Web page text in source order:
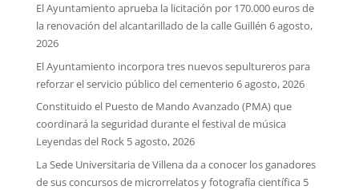
El Ayuntamiento aprueba la licitación por 170.000 euros de
la renovación del alcantarillado de la calle Guillén 6 agosto,
2026
El Ayuntamiento incorpora tres nuevos sepultureros para
reforzar el servicio público del cementerio 6 agosto, 2026
Constituido el Puesto de Mando Avanzado (PMA) que
coordinará la seguridad durante el festival de música
Leyendas del Rock 5 agosto, 2026
La Sede Universitaria de Villena da a conocer los ganadores
de sus concursos de microrrelatos y fotografía científica 5